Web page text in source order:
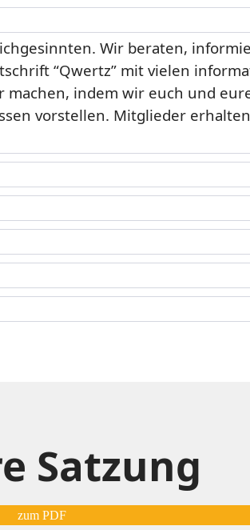
Wir beraten,
“Qwertz” mit vielen
indem wir euch und
vorstellen. Mitglieder
Satzung
zum PDF